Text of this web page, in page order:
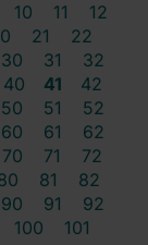
10 11
12
21
22
30 31
32
40 41
42
50 51
52
60 61
62
70 71
72
81
82
90 91
92
100
101